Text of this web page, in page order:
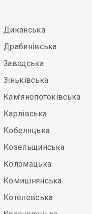
Диканська
Драбинівська
Заводська
Зіньківська
Кам’янопотоківська
Карлівська
Кобеляцька
Козельщинська
Коломацька
Комишнянська
Котелевська